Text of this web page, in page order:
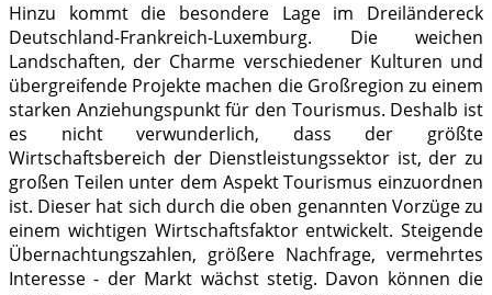
Hinzu kommt die besondere Lage im Dreiländereck
Deutschland-Frankreich-Luxemburg. Die weichen
Landschaften, der Charme verschiedener Kulturen und
übergreifende Projekte machen die Großregion zu einem
starken Anziehungspunkt für den Tourismus. Deshalb ist
es nicht verwunderlich, dass der größte
Wirtschaftsbereich der Dienstleistungssektor ist, der zu
großen Teilen unter dem Aspekt Tourismus einzuordnen
ist. Dieser hat sich durch die oben genannten Vorzüge zu
einem wichtigen Wirtschaftsfaktor entwickelt. Steigende
Übernachtungszahlen, größere Nachfrage, vermehrtes
Interesse - der Markt wächst stetig. Davon können die